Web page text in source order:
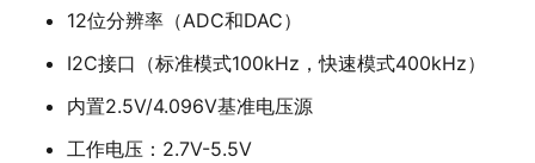
12位分辨率（ADC和DAC）
I2C接口（标准模式100kHz，快速模式400kHz）
内置2.5V/4.096V基准电压源
工作电压：2.7V-5.5V